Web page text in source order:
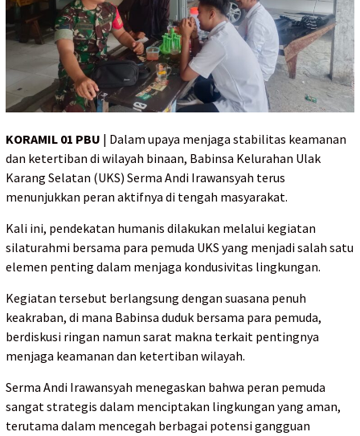
KORAMIL 01 PBU | Dalam upaya menjaga stabilitas keamanan
dan ketertiban di wilayah binaan, Babinsa Kelurahan Ulak
Karang Selatan (UKS) Serma Andi Irawansyah terus
menunjukkan peran aktifnya di tengah masyarakat.
Kali ini, pendekatan humanis dilakukan melalui kegiatan
silaturahmi bersama para pemuda UKS yang menjadi salah satu
elemen penting dalam menjaga kondusivitas lingkungan.
Kegiatan tersebut berlangsung dengan suasana penuh
keakraban, di mana Babinsa duduk bersama para pemuda,
berdiskusi ringan namun sarat makna terkait pentingnya
menjaga keamanan dan ketertiban wilayah.
Serma Andi Irawansyah menegaskan bahwa peran pemuda
sangat strategis dalam menciptakan lingkungan yang aman,
terutama dalam mencegah berbagai potensi gangguan